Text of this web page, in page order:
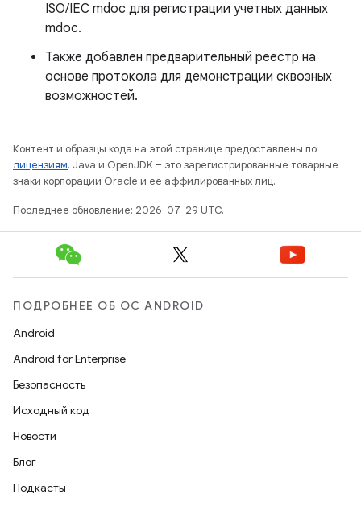
ISO/IEC mdoc для регистрации учетных данных
mdoc.
Также добавлен предварительный реестр на
основе протокола для демонстрации сквозных
возможностей.
Контент и образцы кода на этой странице предоставлены по
лицензиям. Java и OpenJDK – это зарегистрированные товарные
знаки корпорации Oracle и ее аффилированных лиц.
Последнее обновление: 2026-07-29 UTC.
ПОДРОБНЕЕ ОБ ОС ANDROID
Android
Android for Enterprise
Безопасность
Исходный код
Новости
Блог
Подкасты